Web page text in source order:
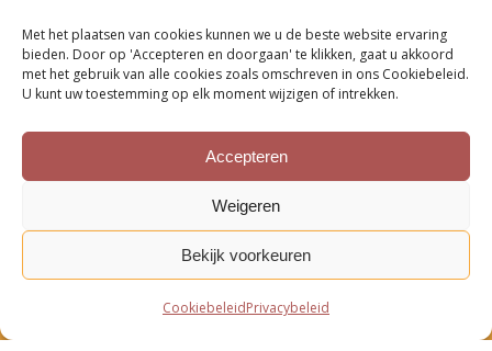
Met het plaatsen van cookies kunnen we u de beste website ervaring
bieden. Door op 'Accepteren en doorgaan' te klikken, gaat u akkoord
met het gebruik van alle cookies zoals omschreven in ons Cookiebeleid.
U kunt uw toestemming op elk moment wijzigen of intrekken.
Accepteren
Weigeren
Bekijk voorkeuren
CookiebeleidPrivacybeleid
Advocatenechtpaar Knoops bestraft door tuchtrechter om
excessief declareren
1 juni 2026
Van moord­zaak tot milieu­dossier